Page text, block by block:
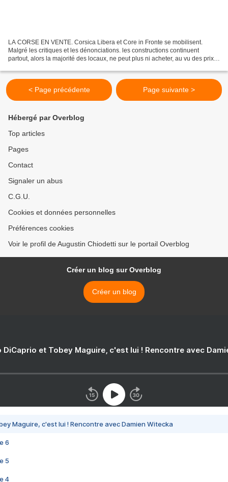
LA CORSE EN VENTE. Corsica Libera et Core in Fronte se mobilisent.
Malgré les critiques et les dénonciations. les constructions continuent
partout, alors la majorité des locaux, ne peut plus ni acheter, au vu des prix,
< Page précédente Page suivante >
Hébergé par Overblog
Top articles
Pages
Contact
Signaler un abus
C.G.U.
Cookies et données personnelles
Préférences cookies
Voir le profil de Augustin Chiodetti sur le portail Overblog
Créer un blog sur Overblog
Créer un blog
DiCaprio et Tobey Maguire, c'est lui ! Rencontre avec
Maguire, c'est lui ! Rencontre avec Damien Witecka
6
5
4